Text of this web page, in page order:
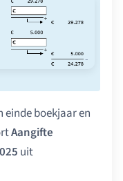
boekjaar en
Aangifte
uit